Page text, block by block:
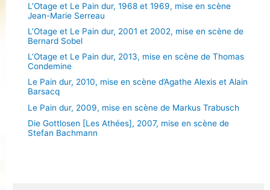
L’Otage et Le Pain dur, 1968 et 1969, mise en scène
Jean-Marie Serreau
L’Otage et Le Pain dur, 2001 et 2002, mise en scène de
Bernard Sobel
L’Otage et Le Pain dur, 2013, mise en scène de Thomas
Condemine
Le Pain dur, 2010, mise en scène d’Agathe Alexis et Alain
Barsacq
Le Pain dur, 2009, mise en scène de Markus Trabusch
Die Gottlosen [Les Athées], 2007, mise en scène de
Stefan Bachmann